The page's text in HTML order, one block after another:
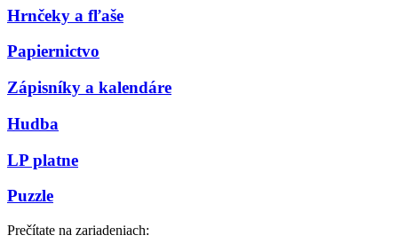
Hrnčeky a fľaše
Papiernictvo
Zápisníky a kalendáre
Hudba
LP platne
Puzzle
Prečítate na zariadeniach: